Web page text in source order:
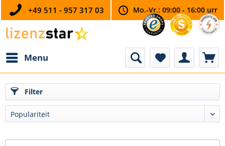
+49 511 - 957 317 03 Mo.-Vr.: 09:00 - 16:00 urr
Menu
Filter